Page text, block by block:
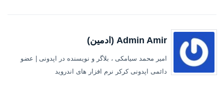
Admin Amir (ادمین)
امیر محمد سیامکی ، بلاگر و نویسنده در اپدونی | عضو
دائمی اپدونی کرکر نرم افزار های اندروید